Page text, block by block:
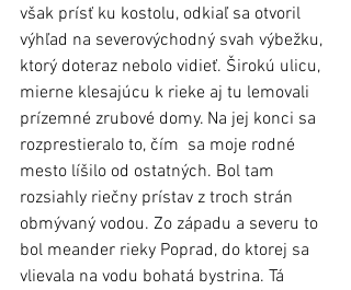
však prísť ku kostolu, odkiaľ sa otvoril
výhľad na severovýchodný svah výbežku,
ktorý doteraz nebolo vidieť. Širokú ulicu,
mierne klesajúcu k rieke aj tu lemovali
prízemné zrubové domy. Na jej konci sa
rozprestieralo to, čím  sa moje rodné
mesto líšilo od ostatných. Bol tam
rozsiahly riečny prístav z troch strán
obmývaný vodou. Zo západu a severu to
bol meander rieky Poprad, do ktorej sa
vlievala na vodu bohatá bystrina. Tá